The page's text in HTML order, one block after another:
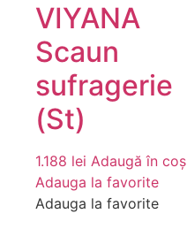
VIYANA
Scaun
sufragerie
(St)
1.188 lei Adaugă în coș
Adauga la favorite
Adauga la favorite